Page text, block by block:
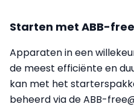
Starten met ABB-
Apparaten in een
de meest efficiënte en
kan met het
beheerd via de ABB-